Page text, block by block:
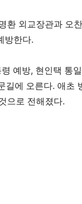
환 외교장관과 오
방한다.
예방, 현인택 통
길에 오른다. 애초
으로 전해졌다.